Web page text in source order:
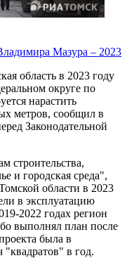
Мазура – 2023
область в 2023 году
округе по
нарастить
метров, сообщил в
Законодательной
строительства,
и городская среда",
области в 2023
в эксплуатацию
2022 годах регион
выполнял план после
была в
"квадратов" в год.